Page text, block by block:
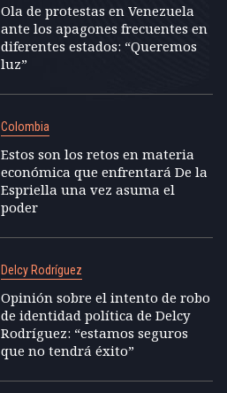
Ola de protestas en Venezuela
ante los apagones frecuentes en
diferentes estados: “Queremos
luz”
Colombia
Estos son los retos en materia
económica que enfrentará De la
Espriella una vez asuma el
poder
Delcy Rodríguez
Opinión sobre el intento de robo
de identidad política de Delcy
Rodríguez: “estamos seguros
que no tendrá éxito”